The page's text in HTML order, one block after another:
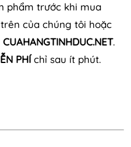
phẩm trước khi mua
của chúng tôi hoặc
CUAHANGTINHDUC.NET.
PHÍchỉ sau ít phút.